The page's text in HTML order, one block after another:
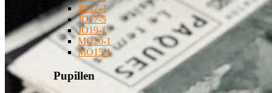
JO17-3
JO17-5
JO19-1
MO20-1
MO15-1
Pupillen